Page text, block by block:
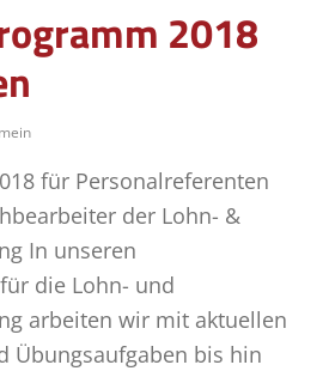
2018
für Personalreferenten
der Lohn- &
In unseren
die Lohn- und
arbeiten wir mit aktuellen
Übungsaufgaben bis hin